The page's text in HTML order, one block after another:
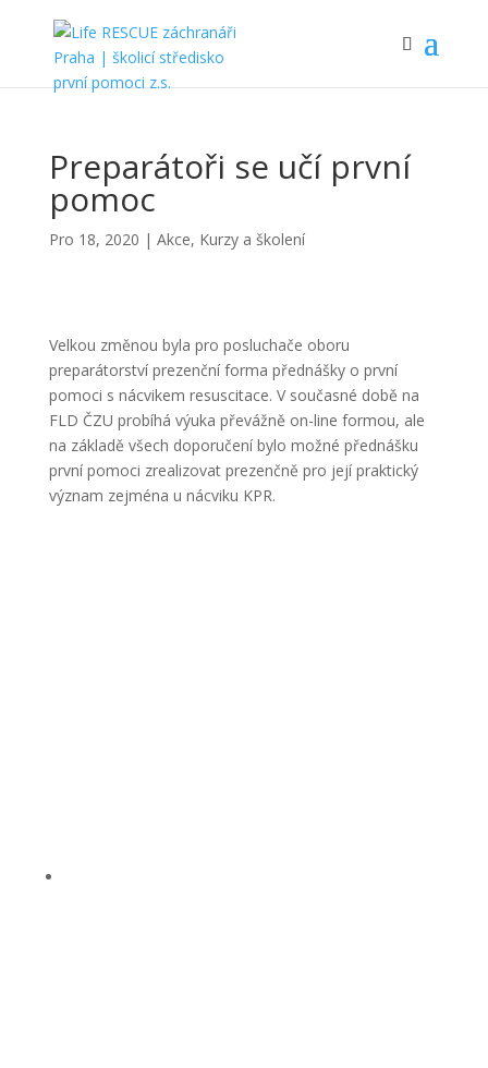
Preparátoři se učí první
pomoc
Pro 18, 2020 | Akce, Kurzy a školení
Velkou změnou byla pro posluchače oboru
preparátorství prezenční forma přednášky o první
pomoci s nácvikem resuscitace. V současné době na
FLD ČZU probíhá výuka převážně on-line formou, ale
na základě všech doporučení bylo možné přednášku
první pomoci zrealizovat prezenčně pro její praktický
význam zejména u nácviku KPR.